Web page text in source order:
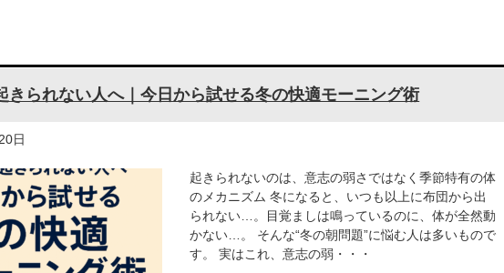
きられない人へ｜今日から試せる冬の快適モーニング術
日
起きられないのは、意志の弱さではなく季節特有の体
のメカニズム 冬になると、いつも以上に布団から出
られない…。目覚ましは鳴っているのに、体が全然動
かない…。 そんな“冬の朝問題”に悩む人は多いもので
す。 実はこれ、意志の弱・・・